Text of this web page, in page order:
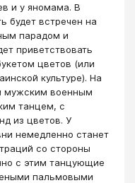
и у яномама. В
будет встречен на
парадом и
приветствовать
цветов (или
культуре). На
мужским военным
танцем, с
из цветов. У
немедленно станет
со стороны
с этим танцующие
пальмовыми